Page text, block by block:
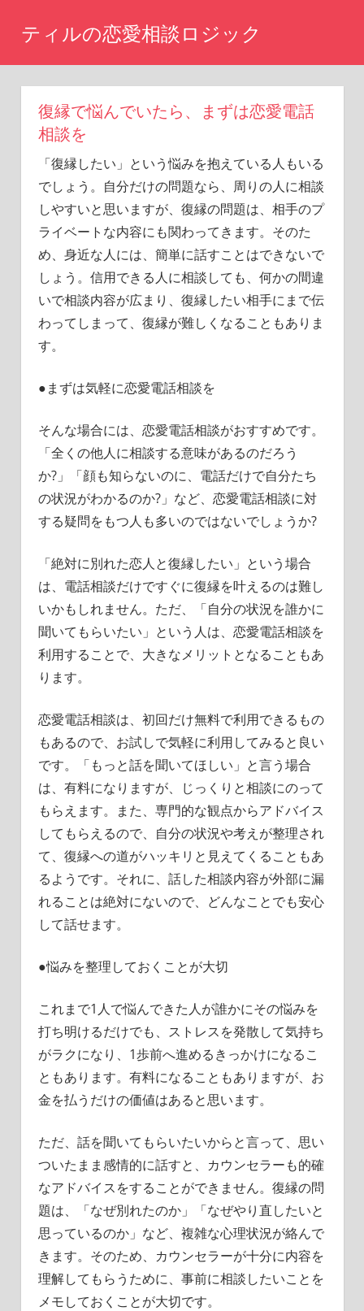
ティルの恋愛相談ロジック
か？
復縁で悩んでいたら、まずは恋愛電話
相談を
「復縁したい」という悩みを抱えている人もいる
でしょう。自分だけの問題なら、周りの人に相談
しやすいと思いますが、復縁の問題は、相手のプ
ライベートな内容にも関わってきます。そのた
め、身近な人には、簡単に話すことはできないで
しょう。信用できる人に相談しても、何かの間違
いで相談内容が広まり、復縁したい相手にまで伝
わってしまって、復縁が難しくなることもありま
す。
●まずは気軽に恋愛電話相談を
そんな場合には、恋愛電話相談がおすすめです。
「全くの他人に相談する意味があるのだろう
か?」「顔も知らないのに、電話だけで自分たち
の状況がわかるのか?」など、恋愛電話相談に対
する疑問をもつ人も多いのではないでしょうか?
「絶対に別れた恋人と復縁したい」という場合
は、電話相談だけですぐに復縁を叶えるのは難し
いかもしれません。ただ、「自分の状況を誰かに
聞いてもらいたい」という人は、恋愛電話相談を
利用することで、大きなメリットとなることもあ
ります。
恋愛電話相談は、初回だけ無料で利用できるもの
もあるので、お試しで気軽に利用してみると良い
です。「もっと話を聞いてほしい」と言う場合
は、有料になりますが、じっくりと相談にのって
もらえます。また、専門的な観点からアドバイス
してもらえるので、自分の状況や考えが整理され
て、復縁への道がハッキリと見えてくることもあ
るようです。それに、話した相談内容が外部に漏
れることは絶対にないので、どんなことでも安心
して話せます。
●悩みを整理しておくことが大切
これまで1人で悩んできた人が誰かにその悩みを
打ち明けるだけでも、ストレスを発散して気持ち
がラクになり、1歩前へ進めるきっかけになるこ
ともあります。有料になることもありますが、お
金を払うだけの価値はあると思います。
ただ、話を聞いてもらいたいからと言って、思い
ついたまま感情的に話すと、カウンセラーも的確
なアドバイスをすることができません。復縁の問
題は、「なぜ別れたのか」「なぜやり直したいと
思っているのか」など、複雑な心理状況が絡んで
きます。そのため、カウンセラーが十分に内容を
理解してもらうために、事前に相談したいことを
メモしておくことが大切です。